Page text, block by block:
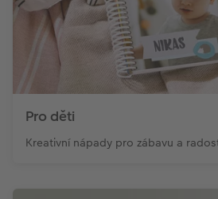
Pro děti
Kreativní nápady pro zábavu a